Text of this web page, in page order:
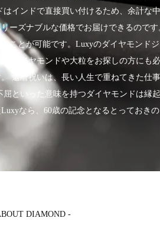
インドで直接買い付けるため、余計な
ーズナブルな価格でお届けできるので
ことが可能です。Luxyのダイヤモンド
ダイヤモンドや大粒をお探しの方にも
還暦祝いは、長い人生で重ねてきた仕
といった意味を持つダイヤモンドは縁
なら、60歳の記念となるとっておき
DIAMOND -